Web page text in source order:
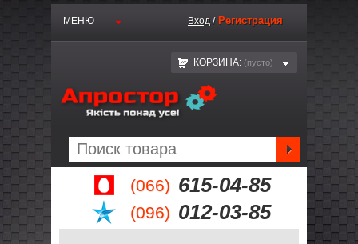
(066) 615-04-85
(096) 012-03-85
МЕНЮ Вход / Регистрация
КОРЗИНА: (пустo)